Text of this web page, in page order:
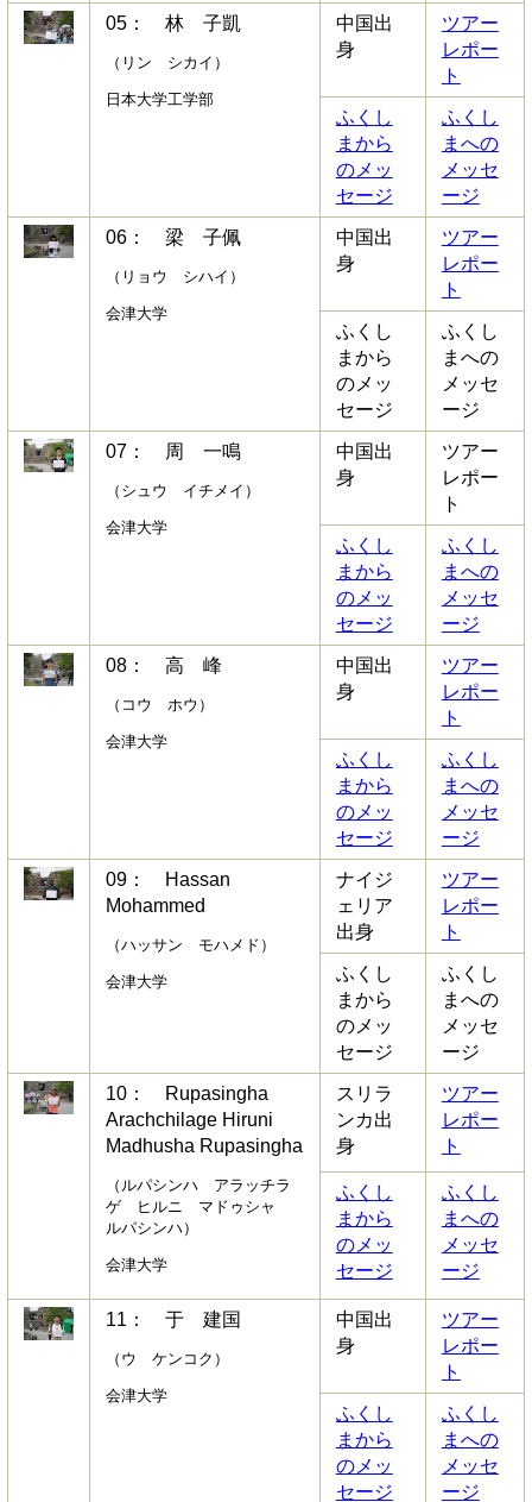
05： 林 子凱
（リン シカイ）
日本大学工学部
中国出
身
ツアー
レポー
ト
ふくし
まから
のメッ
セージ
ふくし
まへの
メッセ
ージ
06： 梁 子佩
（リョウ シハイ）
会津大学
中国出
身
ツアー
レポー
ト
ふくし
まから
のメッ
セージ
ふくし
まへの
メッセ
ージ
07： 周 一鳴
（シュウ イチメイ）
会津大学
中国出
身
ツアー
レポー
ト
ふくし
まから
のメッ
セージ
ふくし
まへの
メッセ
ージ
08： 高 峰
（コウ ホウ）
会津大学
中国出
身
ツアー
レポー
ト
ふくし
まから
のメッ
セージ
ふくし
まへの
メッセ
ージ
09： Hassan
Mohammed
（ハッサン モハメド）
会津大学
ナイジ
ェリア
出身
ツアー
レポー
ト
ふくし
まから
のメッ
セージ
ふくし
まへの
メッセ
ージ
10： Rupasingha
Arachchilage Hiruni
Madhusha Rupasingha
（ルパシンハ アラッチラ
ゲ ヒルニ マドゥシャ
ルパシンハ）
会津大学
スリラ
ンカ出
身
ツアー
レポー
ト
ふくし
まから
のメッ
セージ
ふくし
まへの
メッセ
ージ
11： 于 建国
（ウ ケンコク）
会津大学
中国出
身
ツアー
レポー
ト
ふくし
まから
のメッ
セージ
ふくし
まへの
メッセ
ージ